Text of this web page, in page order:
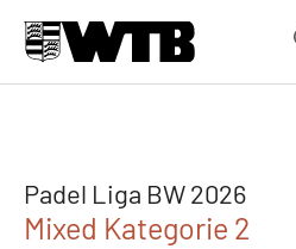
Padel Liga BW 2026
Mixed Kategorie 2